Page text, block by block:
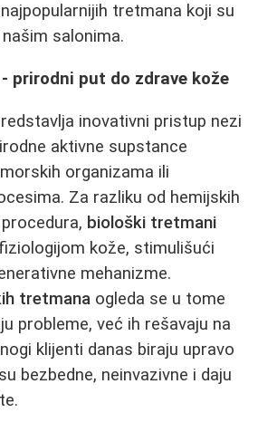
tretmana koji su
salonima.
prirodni put do zdrave kože
inovativni pristup nezi
aktivne supstance
organizama ili
Za razliku od hemijskih
biološki tretmani
kože, stimulišući
mehanizme.
tretmana ogleda se u tome
probleme, već ih rešavaju na
klijenti danas biraju upravo
bezbedne, neinvazivne i daju